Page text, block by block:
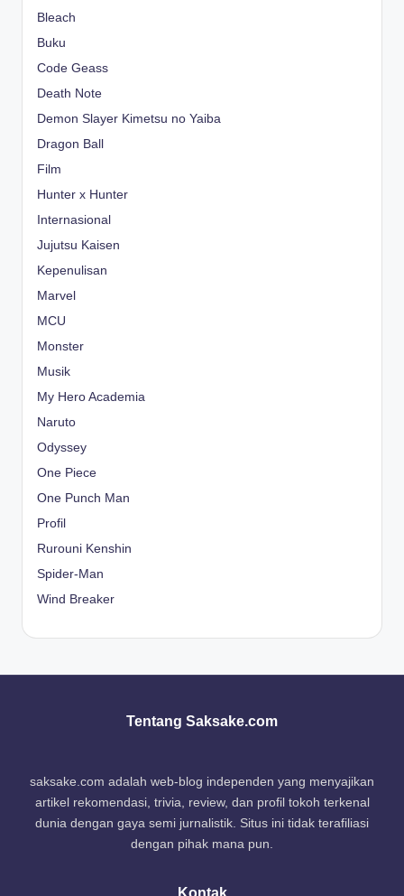
Bleach
Buku
Code Geass
Death Note
Demon Slayer Kimetsu no Yaiba
Dragon Ball
Film
Hunter x Hunter
Internasional
Jujutsu Kaisen
Kepenulisan
Marvel
MCU
Monster
Musik
My Hero Academia
Naruto
Odyssey
One Piece
One Punch Man
Profil
Rurouni Kenshin
Spider-Man
Wind Breaker
Tentang Saksake.com
saksake.com adalah web-blog independen yang menyajikan
artikel rekomendasi, trivia, review, dan profil tokoh terkenal
dunia dengan gaya semi jurnalistik. Situs ini tidak terafiliasi
dengan pihak mana pun.